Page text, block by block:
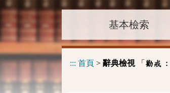
基本檢索
::: 首頁 > 辭典檢視「 勸戒 :